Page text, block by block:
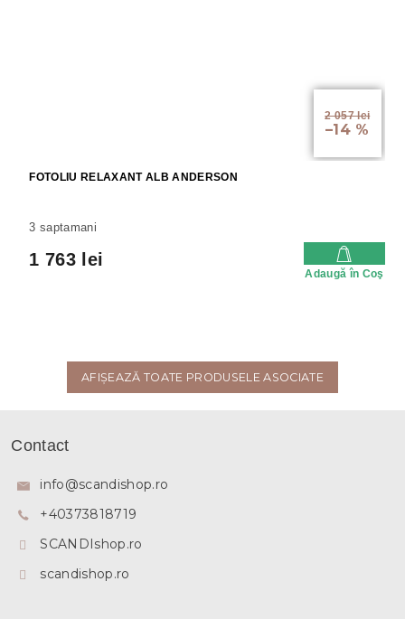
2 057 lei
–14 %
FOTOLIU RELAXANT ALB ANDERSON
3 saptamani
1 763 lei
Adaugă în Coş
AFIŞEAZĂ TOATE PRODUSELE ASOCIATE
Contact
info@scandishop.ro
+40373818719
SCANDIshop.ro
scandishop.ro